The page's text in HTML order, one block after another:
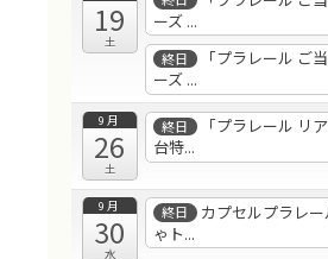
19
土
ーズ ...
終日
「プラレール ご
ーズ ...
9月
26
土
終日
「プラレール リ
台特...
9月
30
水
終日
カプセルプラレ
ゃト...